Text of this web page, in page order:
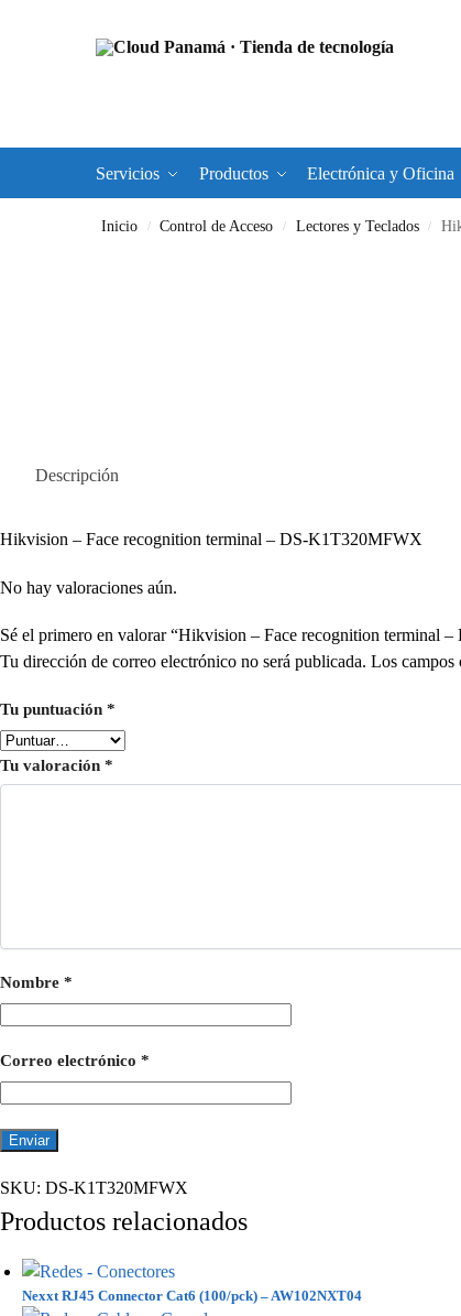
Servicios Productos Electrónica y Oficina
Inicio / Control de Acceso / Lectores y Teclados /
Descripción
Hikvision – Face recognition terminal – DS-K1T320MFWX
No hay valoraciones aún.
Sé el primero en valorar “Hikvision – Face recognition terminal
Tu dirección de correo electrónico no será publicada. Los campos
Tu puntuación *
Tu valoración *
Nombre *
Correo electrónico *
SKU: DS-K1T320MFWX
Productos relacionados
Nexxt RJ45 Connector Cat6 (100/pck) – AW102NXT04